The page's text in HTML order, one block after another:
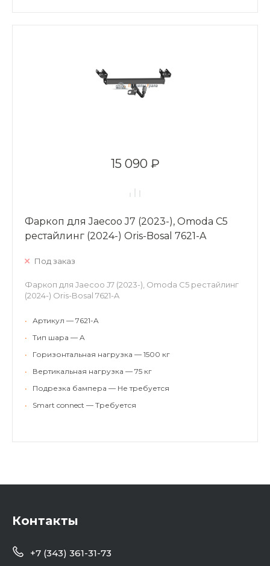
15 090 ₽
Фаркоп для Jaecoo J7 (2023-), Omoda C5
рестайлинг (2024-) Oris-Bosal 7621-A
Под заказ
Фаркоп для Jaecoo J7 (2023-), Omoda C5 рестайлинг
(2024-) Oris-Bosal 7621-A
•
Артикул — 7621-A
•
Тип шара — A
•
Горизонтальная нагрузка — 1500 кг
•
Вертикальная нагрузка — 75 кг
•
Подрезка бампера — Не требуется
•
Smart connect — Требуется
Контакты
+7 (343) 361-31-73